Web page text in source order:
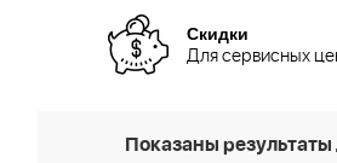
Скидки
Для сервисных
Показаны